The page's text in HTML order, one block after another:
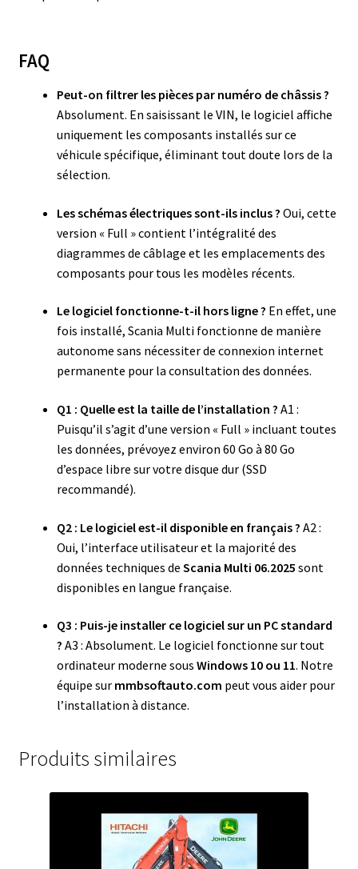
FAQ
Peut-on filtrer les pièces par numéro de châssis ?
Absolument. En saisissant le VIN, le logiciel affiche
uniquement les composants installés sur ce
véhicule spécifique, éliminant tout doute lors de la
sélection.
Les schémas électriques sont-ils inclus ? Oui, cette
version « Full » contient l’intégralité des
diagrammes de câblage et les emplacements des
composants pour tous les modèles récents.
Le logiciel fonctionne-t-il hors ligne ? En effet, une
fois installé, Scania Multi fonctionne de manière
autonome sans nécessiter de connexion internet
permanente pour la consultation des données.
Q1 : Quelle est la taille de l’installation ? A1 :
Puisqu’il s’agit d’une version « Full » incluant toutes
les données, prévoyez environ 60 Go à 80 Go
d’espace libre sur votre disque dur (SSD
recommandé).
Q2 : Le logiciel est-il disponible en français ? A2 :
Oui, l’interface utilisateur et la majorité des
données techniques de Scania Multi 06.2025 sont
disponibles en langue française.
Q3 : Puis-je installer ce logiciel sur un PC standard
? A3 : Absolument. Le logiciel fonctionne sur tout
ordinateur moderne sous Windows 10 ou 11. Notre
équipe sur mmbsoftauto.com peut vous aider pour
l’installation à distance.
Produits similaires